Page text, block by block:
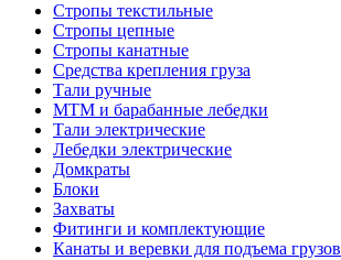
Стропы текстильные
Стропы цепные
Стропы канатные
Средства крепления груза
Тали ручные
МТМ и барабанные лебедки
Тали электрические
Лебедки электрические
Домкраты
Блоки
Захваты
Фитинги и комплектующие
Канаты и веревки для подъема грузов